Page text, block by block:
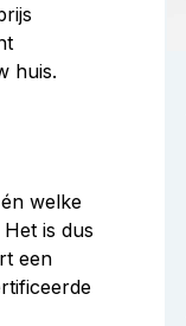
huis.
welke
is dus
een